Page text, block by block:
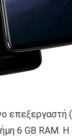
επεξεργαστή
6 GB RAM.